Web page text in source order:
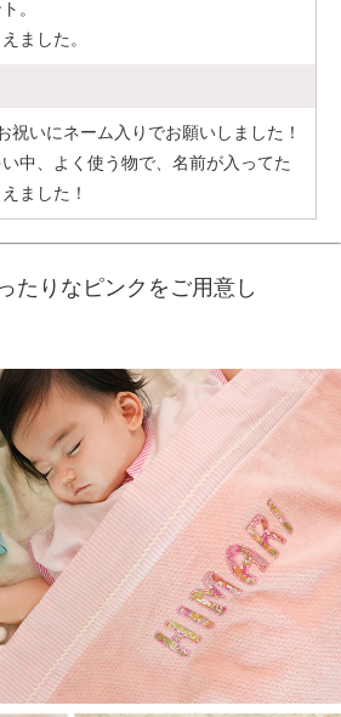
。
ました。
祝いにネーム入りでお願いしました！
い中、よく使う物で、名前が入ってた
ました！
たりなピンクをご用意し